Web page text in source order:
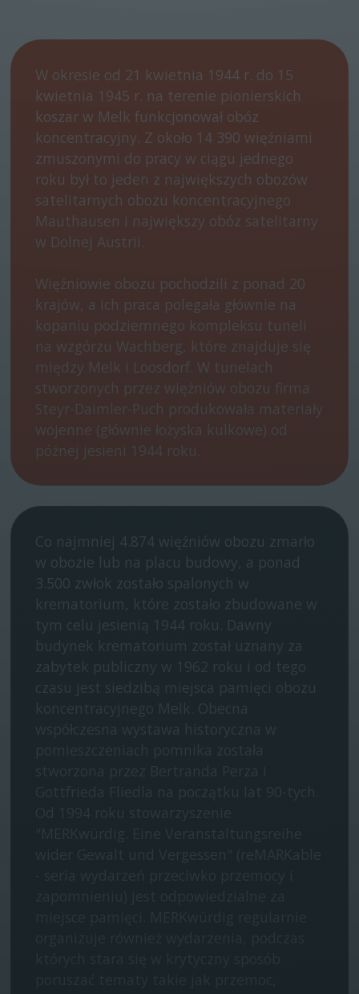
W okresie od 21 kwietnia 1944 r. do 15
kwietnia 1945 r. na terenie pionierskich
koszar w Melk funkcjonował obóz
koncentracyjny. Z około 14 390 więźniami
zmuszonymi do pracy w ciągu jednego
roku był to jeden z największych obozów
satelitarnych obozu koncentracyjnego
Mauthausen i największy obóz satelitarny
w Dolnej Austrii.
Więźniowie obozu pochodzili z ponad 20
krajów, a ich praca polegała głównie na
kopaniu podziemnego kompleksu tuneli
na wzgórzu Wachberg, które znajduje się
między Melk i Loosdorf. W tunelach
stworzonych przez więźniów obozu firma
Steyr-Daimler-Puch produkowała materiały
wojenne (głównie łożyska kulkowe) od
późnej jesieni 1944 roku.
Co najmniej 4.874 więźniów obozu zmarło
w obozie lub na placu budowy, a ponad
3.500 zwłok zostało spalonych w
krematorium, które zostało zbudowane w
tym celu jesienią 1944 roku. Dawny